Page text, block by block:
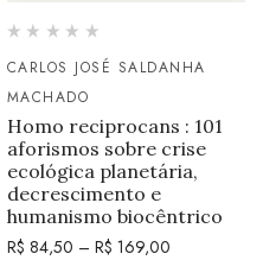
CARLOS JOSÉ SALDANHA
MACHADO
Homo reciprocans : 101
aforismos sobre crise
ecológica planetária,
decrescimento e
humanismo biocêntrico
R$ 84,50 – R$ 169,00